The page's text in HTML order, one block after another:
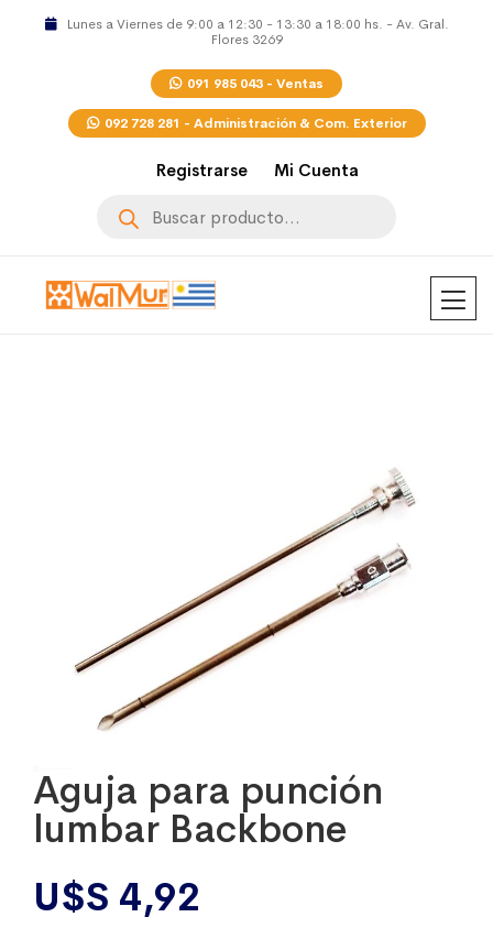
Lunes a Viernes de 9:00 a 12:30 - 13:30 a 18:00 hs. - Av. Gral.
Flores 3269
091 985 043 - Ventas
092 728 281 - Administración & Com. Exterior
Registrarse Mi Cuenta
Aguja para punción
lumbar Backbone
U$S 4,92